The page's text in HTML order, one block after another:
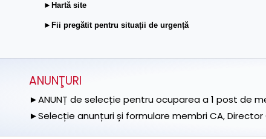
►Hartă site
►Fii pregătit pentru situații de urgență
ANUNŢURI
►ANUNȚ de selecție pentru ocuparea a 1 post de
►Selecție anunțuri și formulare membri CA, Director